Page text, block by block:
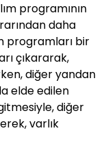
programının
daha
programları bir
çıkararak,
diğer yandan
elde edilen
diğer
varlık